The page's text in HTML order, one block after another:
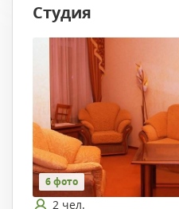
Студия
6 фото
2 чел.